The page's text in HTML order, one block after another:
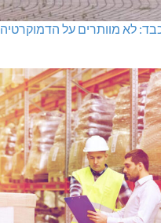
לא מוותרים על הדמוקרטיה